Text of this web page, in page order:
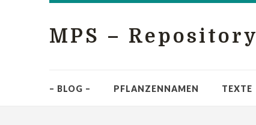
MPS – Repository
– BLOG – PFLANZENNAMEN TEXTE